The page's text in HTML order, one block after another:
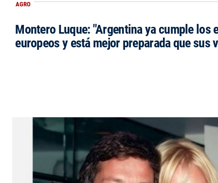
AGRO
Montero Luque: "Argentina ya cumple los
europeos y está mejor preparada que sus